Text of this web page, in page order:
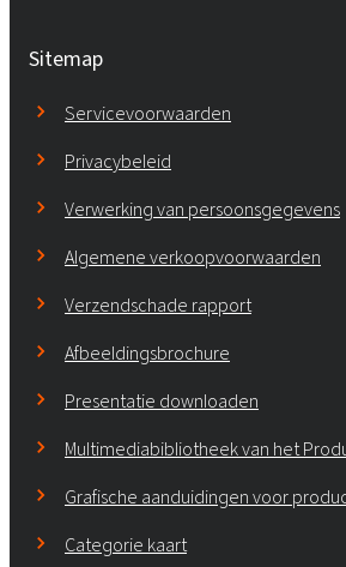
Sitemap
Servicevoorwaarden
Privacybeleid
Verwerking van persoonsgegevens
Algemene verkoopvoorwaarden
Verzendschade rapport
Afbeeldingsbrochure
Presentatie downloaden
Multimediabibliotheek van het
Grafische aanduidingen voor
Categorie kaart